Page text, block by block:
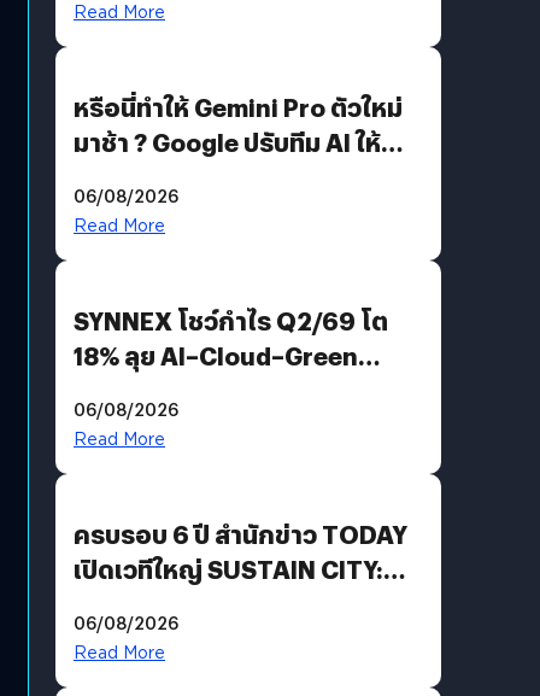
Read More
หรือนี่ทำให้ Gemini Pro ตัวใหม่
มาช้า ? Google ปรับทีม AI ให้
AGI
06/08/2026
Read More
SYNNEX โชว์กำไร Q2/69 โต
18% ลุย AI–Cloud–Green
Revenue เร่งเครื่อง New
06/08/2026
Read More
ครบรอบ 6 ปี สำนักข่าว TODAY
เปิดเวทีใหญ่ SUSTAIN CITY:
แนวทางปรับตัวสู่เศรษฐกิจสี
06/08/2026
Read More